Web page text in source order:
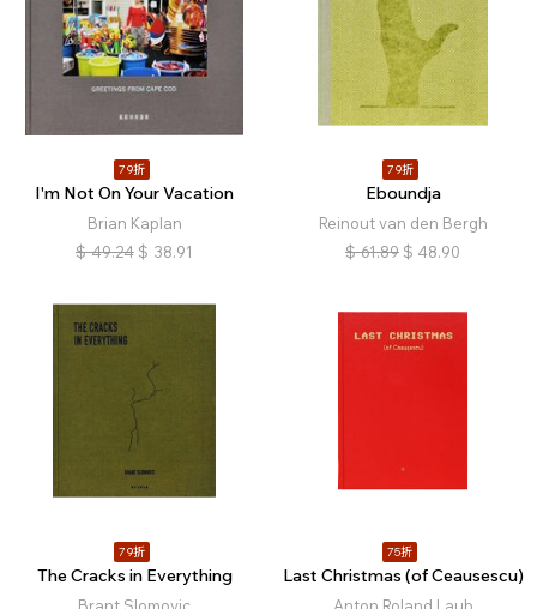
79折
I'm Not On Your Vacation
Brian Kaplan
$ 49.24 $ 38.91
79折
Eboundja
Reinout van den Bergh
$ 61.89 $ 48.90
79折
The Cracks in Everything
75折
Last Christmas (of Ceausescu)